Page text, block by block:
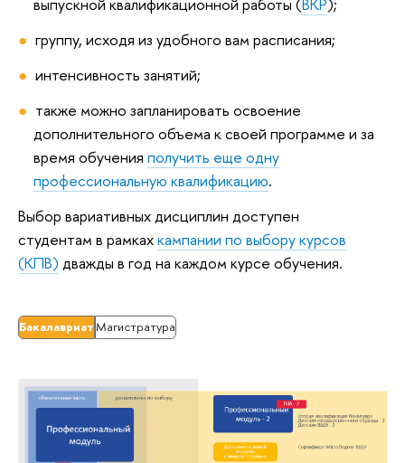
выпускной квалификационной работы (ВКР);
группу, исходя из удобного вам расписания;
интенсивность занятий;
также можно запланировать освоение
дополнительного объема к своей программе и за
время обучения получить еще одну
профессиональную квалификацию.
Выбор вариативных дисциплин доступен
студентам в рамкахкампании по выбору курсов
(КПВ) дважды в год на каждом курсе обучения.
БакалавриатМагистратура